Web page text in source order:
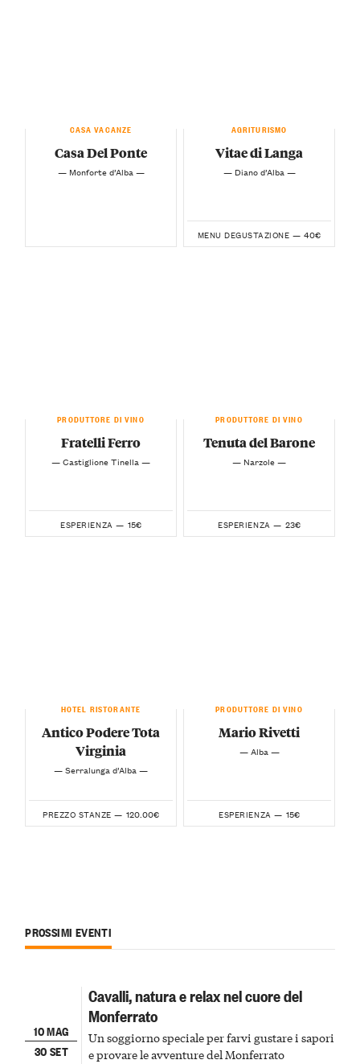
CASA VACANZE
Casa Del Ponte
— Monforte d’Alba —
AGRITURISMO
Vitae di Langa
— Diano d’Alba —
MENU DEGUSTAZIONE — 40€
PRODUTTORE DI VINO
Fratelli Ferro
— Castiglione Tinella —
ESPERIENZA — 15€
PRODUTTORE DI VINO
Tenuta del Barone
— Narzole —
ESPERIENZA — 23€
HOTEL RISTORANTE
Antico Podere Tota
Virginia
— Serralunga d’Alba —
PREZZO STANZE — 120.00€
PRODUTTORE DI VINO
Mario Rivetti
— Alba —
ESPERIENZA — 15€
PROSSIMI EVENTI
10 MAG
30 SET
Cavalli, natura e relax nel cuore del
Monferrato
Un soggiorno speciale per farvi gustare i sapori
e provare le avventure del Monferrato